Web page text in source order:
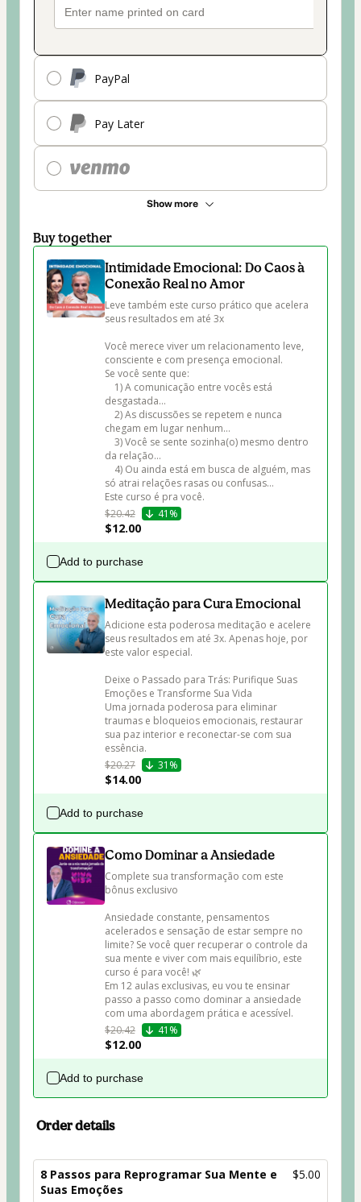
PayPal
Pay Later
Show more
Buy together
Intimidade Emocional: Do Caos à
Conexão Real no Amor
Leve também este curso prático que acelera
seus resultados em até 3x
Você merece viver um relacionamento leve,
consciente e com presença emocional.
Se você sente que:
desgastada…
chegam em lugar nenhum…
da relação…
só atrai relações rasas ou confusas…
Este curso é pra você.
$20.42
41%
$12.00
Add to purchase
Meditação para Cura Emocional
Adicione esta poderosa meditação e acelere
seus resultados em até 3x. Apenas hoje, por
este valor especial.
Deixe o Passado para Trás: Purifique Suas
Emoções e Transforme Sua Vida
Uma jornada poderosa para eliminar
traumas e bloqueios emocionais, restaurar
sua paz interior e reconectar-se com sua
essência.
$20.27
31%
$14.00
Add to purchase
Como Dominar a Ansiedade
Complete sua transformação com este
bônus exclusivo
Ansiedade constante, pensamentos
acelerados e sensação de estar sempre no
limite? Se você quer recuperar o controle da
sua mente e viver com mais equilíbrio, este
curso é para você! 🌿
Em 12 aulas exclusivas, eu vou te ensinar
passo a passo como dominar a ansiedade
com uma abordagem prática e acessível.
$20.42
41%
$12.00
Add to purchase
Order details
8 Passos para Reprogramar Sua Mente e
Suas Emoções
$5.00